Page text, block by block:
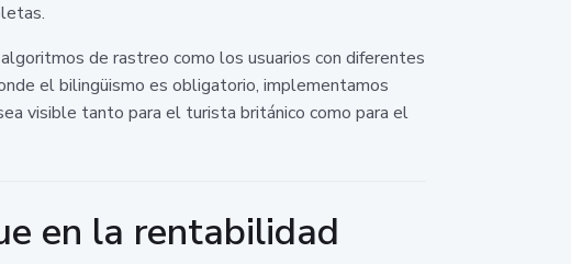
de rastreo como los usuarios con diferentes
el bilingüismo es obligatorio, implementamos
visible tanto para el turista británico como para el
en la rentabilidad